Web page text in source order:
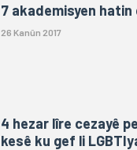
7 akademisyen
26 Kanûn 2017
4 hezar lîre cezayê
kesê ku gef li